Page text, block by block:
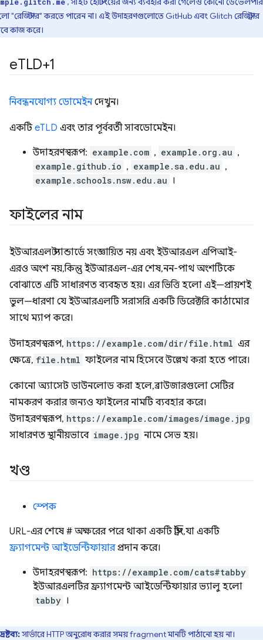
"রেজিস্টার" করতে পারেন না। এই উদাহরণগুলোতে GitHub এবং Glitch রেজিস্ট্রার
কাজ করে।
eTLD+1
নিবন্ধনযোগ্য ডোমেইনদেখুন।
একটিeTLD এবং তার পূর্ববর্তী সাবডোমেইন।
উদাহরণস্বরূপ: example.com , example.org.au ,
example.github.io , example.sa.edu.au ,
example.schools.nsw.edu.au ।
ফাইলের নাম
ইউআরএল স্ট্যান্ডার্ডে সংজ্ঞায়িত নয় এবং ইউআরএল এপিআই-
এরও অংশ নয়, কিন্তু ইউআরএল-এর শেষ, নন-পাথ অংশটিকে
বোঝাতে এটি সাধারণত ব্যবহৃত হয়। এর ভিত্তি হলো এই—প্রায়শই
ভুল—ধারণা যে ইউআরএলটি সরাসরি একটি ডিরেক্টরি কাঠামোর
সাথে ম্যাপ করে।
উদাহরণস্বরূপ, https://example.com/dir/file.html এর
ক্ষেত্রে, file.html ফাইলের নাম হিসেবে উল্লেখ করা হতে পারে।
কোনো অ্যাসেট ডাউনলোড করা হলে, ব্রাউজারগুলো সেটির
নামকরণ করার জন্যও ফাইলের নামটি ব্যবহার করে।
উদাহরণস্বরূপ, https://example.com/images/image.jpg
সাধারণত স্থানীয়ভাবে image.jpg নামে সেভ হয়।
খণ্ড
স্পেক
URL-এর শেষে # অক্ষরের পরে থাকা একটি স্ট্রিং, যা একটি
ফ্র্যাগমেন্ট আইডেন্টিফায়ারপ্রদান করে।
উদাহরণস্বরূপ: https://example.com/cats#tabby
ইউআরএলটির ফ্র্যাগমেন্ট আইডেন্টিফায়ার ভ্যালু হলো
tabby ।
দ্রষ্টব্য:সার্ভারে HTTP অনুরোধ করার সময় fragment মানটি পাঠানো হয় না।